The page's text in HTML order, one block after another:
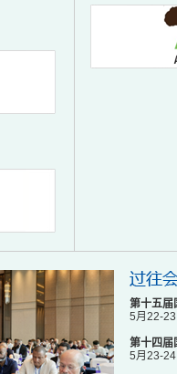
第十五届
5月22-
第十四届
5月23-